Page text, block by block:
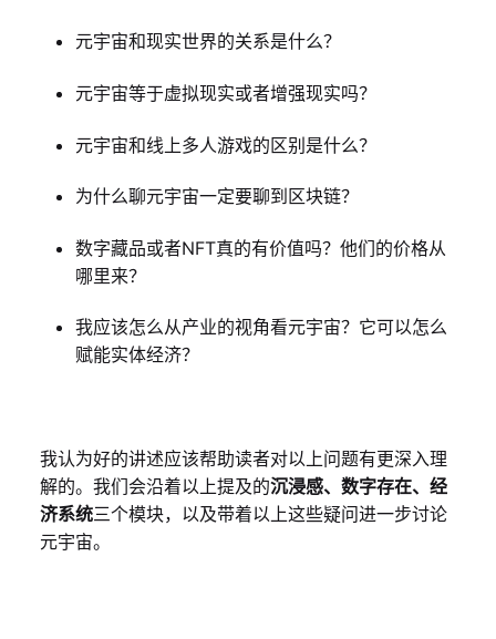
元宇宙和现实世界的关系是什么？
元宇宙等于虚拟现实或者增强现实吗？
元宇宙和线上多人游戏的区别是什么？
为什么聊元宇宙一定要聊到区块链？
数字藏品或者NFT真的有价值吗？他们的价格从
哪里来？
我应该怎么从产业的视角看元宇宙？它可以怎么
赋能实体经济？
我认为好的讲述应该帮助读者对以上问题有更深入理
解的。我们会沿着以上提及的沉浸感、数字存在、经
济系统三个模块，以及带着以上这些疑问进一步讨论
元宇宙。